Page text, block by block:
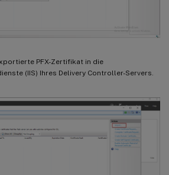
PFX-Zertifikat in die
(IIS) Ihres Delivery Controller-Servers.